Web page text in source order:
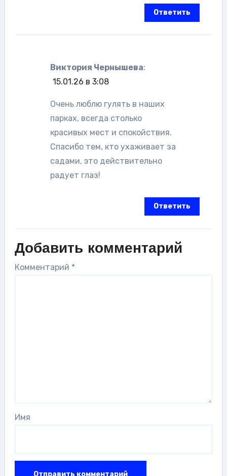
Ответить
Виктория Чернышева:
15.01.26 в 3:08
Очень люблю гулять в наших
парках, всегда столько
красивых мест и спокойствия.
Спасибо тем, кто ухаживает за
садами, это действительно
радует глаз!
Ответить
Добавить комментарий
Комментарий *
Имя